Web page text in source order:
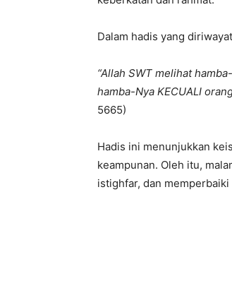
Dalam hadis yang
“Allah SWT melihat
hamba-Nya KECUALI
5665)
Hadis ini menunjukkan
keampunan. Oleh itu,
istighfar, dan